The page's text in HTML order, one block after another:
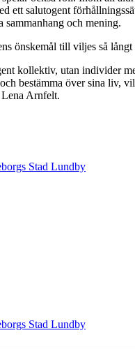
ett salutogent
sammanhang och mening.
önskemål till viljes så
kollektiv, utan individer
bestämma över sina liv,
Arnfelt.
Stad Lundby
Stad Lundby